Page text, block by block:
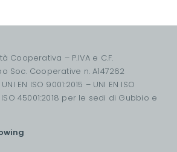
Cooperativa – P.IVA e C.F.
Soc. Cooperative n. A147262
EN ISO 9001:2015 – UNI EN ISO
ISO 45001:2018 per le sedi di Gubbio e